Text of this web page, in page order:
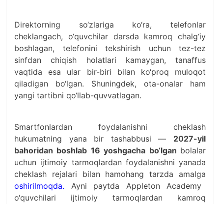
Direktorning so‘zlariga ko‘ra, telefonlar
cheklangach, o‘quvchilar darsda kamroq chalg‘iy
boshlagan, telefonini tekshirish uchun tez-tez
sinfdan chiqish holatlari kamaygan, tanaffus
vaqtida esa ular bir-biri bilan ko‘proq muloqot
qiladigan bo‘lgan. Shuningdek, ota-onalar ham
yangi tartibni qo‘llab-quvvatlagan.
Smartfonlardan foydalanishni cheklash
hukumatning yana bir tashabbusi — 2027-yil
bahoridan boshlab 16 yoshgacha bo‘lgan bolalar
uchun ijtimoiy tarmoqlardan foydalanishni yanada
cheklash rejalari bilan hamohang tarzda amalga
oshirilmoqda.
Ayni paytda Appleton Academy
o‘quvchilari ijtimoiy tarmoqlardan kamroq